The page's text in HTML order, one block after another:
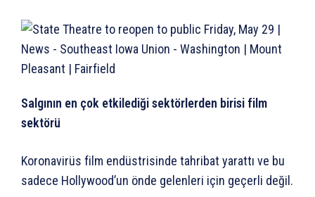
Salgının en çok etkilediği sektörlerden birisi film
sektörü
Koronavirüs film endüstrisinde tahribat yarattı ve bu
sadece Hollywood’un önde gelenleri için geçerli değil.